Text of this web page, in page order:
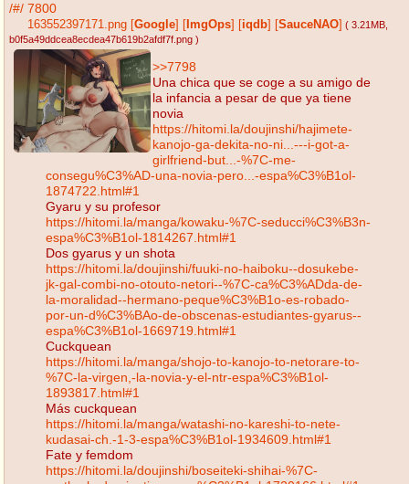
/#/ 7800
163552397171.png Google ImgOps iqdb SauceNAO ( 3.21MB
b0f5a49ddcea8ecdea47b619b2afdf7f.png )
>>7798
Una chica que se coge a su amigo de
la infancia a pesar de que ya tiene
novia
https://hitomi.la/doujinshi/hajimete-
kanojo-ga-dekita-no-ni...---i-got-a-
girlfriend-but...-%7C-me-
consegu%C3%AD-una-novia-pero...-espa%C3%B1ol-
1874722.html#1
Gyaru y su profesor
https://hitomi.la/manga/kowaku-%7C-seducci%C3%B3n-
espa%C3%B1ol-1814267.html#1
Dos gyarus y un shota
https://hitomi.la/doujinshi/fuuki-no-haiboku--dosukebe-
jk-gal-combi-no-otouto-netori--%7C-ca%C3%ADda-de-
la-moralidad--hermano-peque%C3%B1o-es-robado-
por-un-d%C3%BAo-de-obscenas-estudiantes-gyarus--
espa%C3%B1ol-1669719.html#1
Cuckquean
https://hitomi.la/manga/shojo-to-kanojo-to-netorare-to-
%7C-la-virgen,-la-novia-y-el-ntr-espa%C3%B1ol-
1893817.html#1
Más cuckquean
https://hitomi.la/manga/watashi-no-kareshi-to-nete-
kudasai-ch.-1-3-espa%C3%B1ol-1934609.html#1
Fate y femdom
https://hitomi.la/doujinshi/boseiteki-shihai-%7C-